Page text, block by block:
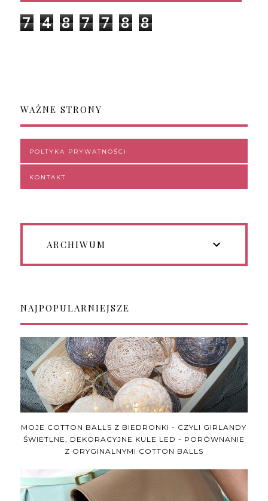
7 4 8 7 7 8 8
WAŻNE STRONY
POLTYKA PRYWATNOŚCI
KONTAKT
ARCHIWUM
NAJPOPULARNIEJSZE
MOJE COTTON BALLS Z BIEDRONKI - CZYLI GIRLANDY
ŚWIETLNE, DEKORACYJNE KULE LED - PORÓWNANIE
Z ORYGINALNYMI COTTON BALLS